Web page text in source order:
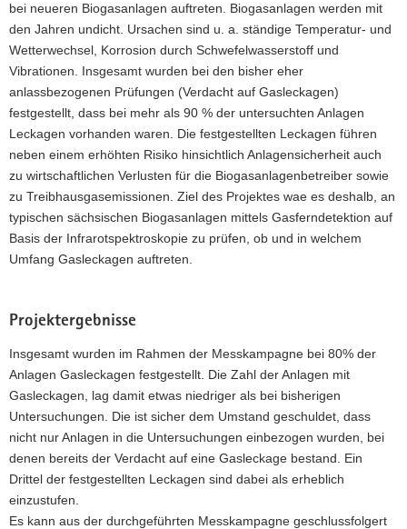
bei neueren Biogasanlagen auftreten. Biogasanlagen werden mit
den Jahren undicht. Ursachen sind u. a. ständige Temperatur- und
Wetterwechsel, Korrosion durch Schwefelwasserstoff und
Vibrationen. Insgesamt wurden bei den bisher eher
anlassbezogenen Prüfungen (Verdacht auf Gasleckagen)
festgestellt, dass bei mehr als 90 % der untersuchten Anlagen
Leckagen vorhanden waren. Die festgestellten Leckagen führen
neben einem erhöhten Risiko hinsichtlich Anlagensicherheit auch
zu wirtschaftlichen Verlusten für die Biogasanlagenbetreiber sowie
zu Treibhausgasemissionen. Ziel des Projektes wae es deshalb, an
typischen sächsischen Biogasanlagen mittels Gasferndetektion auf
Basis der Infrarotspektroskopie zu prüfen, ob und in welchem
Umfang Gasleckagen auftreten.
Projektergebnisse
Insgesamt wurden im Rahmen der Messkampagne bei 80% der
Anlagen Gasleckagen festgestellt. Die Zahl der Anlagen mit
Gasleckagen, lag damit etwas niedriger als bei bisherigen
Untersuchungen. Die ist sicher dem Umstand geschuldet, dass
nicht nur Anlagen in die Untersuchungen einbezogen wurden, bei
denen bereits der Verdacht auf eine Gasleckage bestand. Ein
Drittel der festgestellten Leckagen sind dabei als erheblich
einzustufen.
Es kann aus der durchgeführten Messkampagne geschlussfolgert